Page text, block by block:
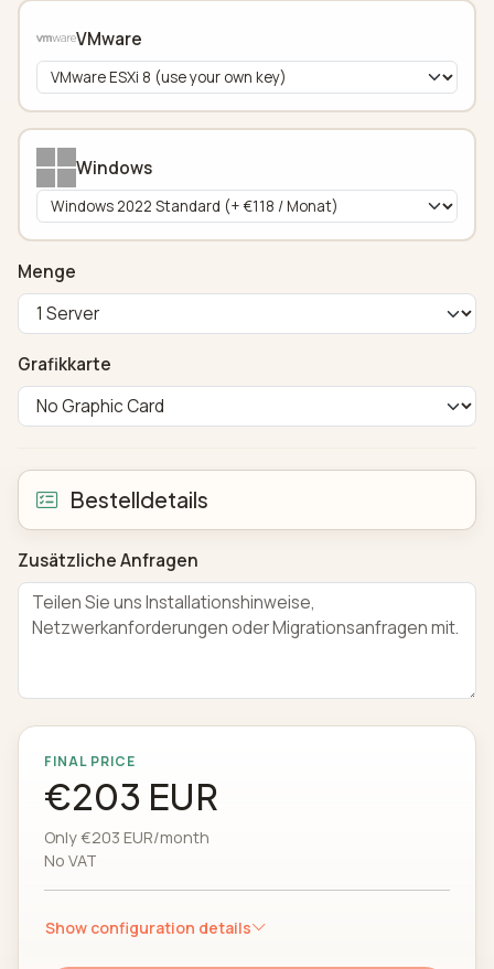
VMware
Windows
Menge
Grafikkarte
Bestelldetails
Zusätzliche Anfragen
FINAL PRICE
€203 EUR
Only €203 EUR/month
No VAT
Show configuration details